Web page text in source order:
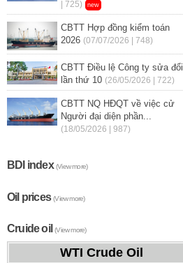
| 725)
new
CBTT Hợp đồng kiểm toán
2026 (07/07/2026 | 748)
CBTT Điều lệ Công ty sửa đổi
lần thứ 10 (26/05/2026 | 722)
CBTT NQ HĐQT về việc cử
Người đại diện phần...
(18/05/2026 | 987)
BDI index(View more)
Oil prices(View more)
Cruide oil(View more)
WTI Crude Oil